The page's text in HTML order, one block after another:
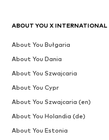
ABOUT YOU X INTERNATIONAL
About You Bułgaria
About You Dania
About You Szwajcaria
About You Cypr
About You Szwajcaria (en)
About You Holandia (de)
About You Estonia